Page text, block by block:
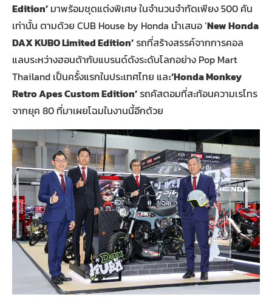
Edition’ มาพร้อมชุดแต่งพิเศษ ในจำนวนจำกัดเพียง 500 คัน
เท่านั้น ตามด้วย CUB House by Honda นำเสนอ ‘New Honda
DAX KUBO Limited Edition’ รถที่สร้างสรรค์จากการคอล
แลบระหว่างฮอนด้ากับแบรนด์ดังระดับโลกอย่าง Pop Mart
Thailand เป็นครั้งแรกในประเทศไทย และ‘Honda Monkey
Retro Apes Custom Edition’ รถคัสตอมที่สะท้อนความเรโทร
จากยุค 80 ที่มาเผยโฉมในงานนี้อีกด้วย